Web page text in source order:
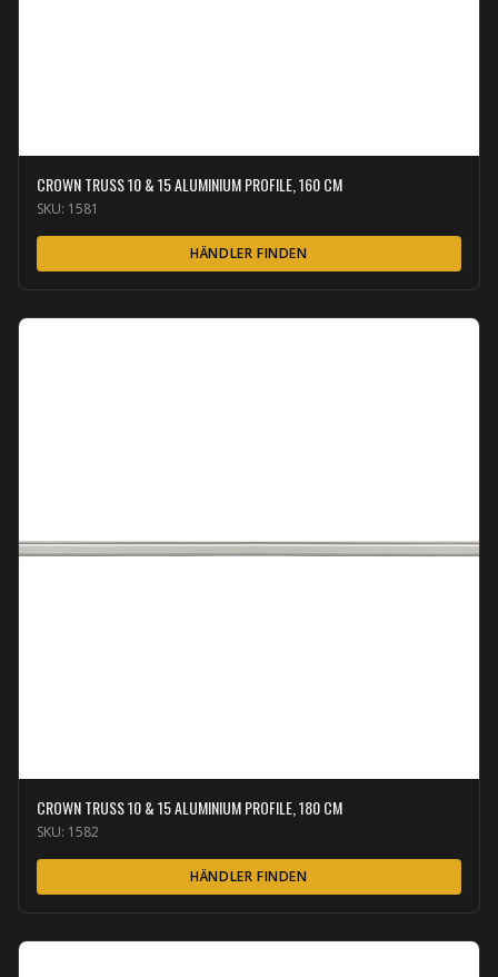
CROWN TRUSS 10 & 15 ALUMINIUM PROFILE, 160 CM
SKU: 1581
HÄNDLER FINDEN
CROWN TRUSS 10 & 15 ALUMINIUM PROFILE, 180 CM
SKU: 1582
HÄNDLER FINDEN